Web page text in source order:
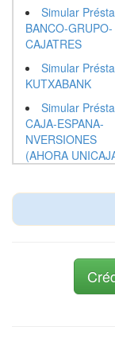
Simular
BANCO-GRUPO-
CAJATRES
Simular
KUTXABANK
Simular
CAJA-ESPANA-
NVERSIONES
(AHORA